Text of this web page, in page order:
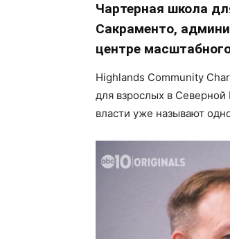
Чартерная школа
Сакраменто,
центре
Highlands Community
для взрослых в Северной
власти уже называют